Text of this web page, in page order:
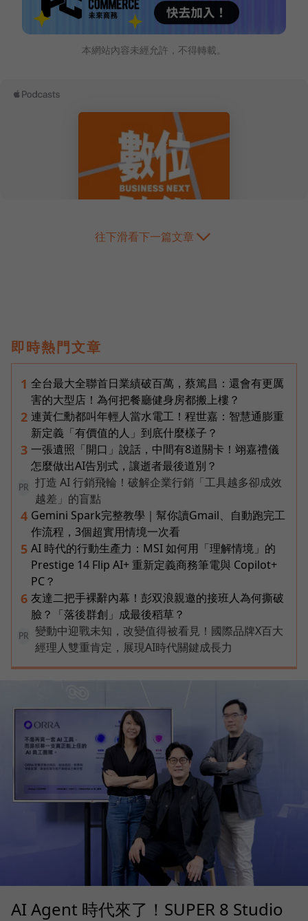
本網站內容未經允許，不得轉載。
往下滑看下一篇文章
即時熱門文章
1 全台最大全聯首日業績破百萬，蔡篤昌：還會有更厲
害的大型店！為何把餐廳健身房都搬上樓？
2 連黃仁勳都叫年輕人當水電工！程世嘉：智慧通膨重
新定義「有價值的人」到底什麼樣子？
3 一張遺照「開口」說話，中間有8道關卡！翊嘉禮儀
怎麼做出AI告別式，讓逝者最後道別？
PR
打造 AI 行銷飛輪！破解企業行銷「工具越多卻成效
越差」的盲點
4 Gemini Spark完整教學｜幫你讀Gmail、自動跑完工
作流程，3個超實用情境一次看
5 AI 時代的行動生產力：MSI 如何用「理解情境」的
Prestige 14 Flip AI+ 重新定義商務筆電與 Copilot+
PC？
6 友達二把手裸辭內幕！彭双浪親邀的接班人為何撕破
臉？「落後群創」成最後稻草？
PR
變動中迎戰未知，改變值得被看見！國際品牌X百大
經理人雙重肯定，展現AI時代關鍵成長力
AI Agent 時代來了！SUPER 8 Studio